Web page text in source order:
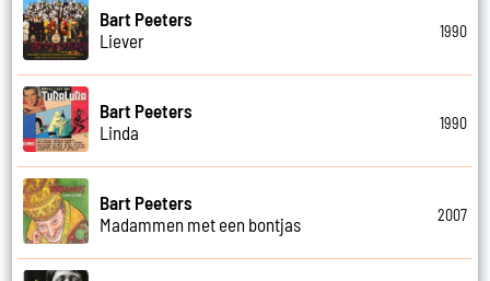
Bart Peeters
Liever
1990
Bart Peeters
Linda
1990
Bart Peeters
Madammen met een bontjas
2007